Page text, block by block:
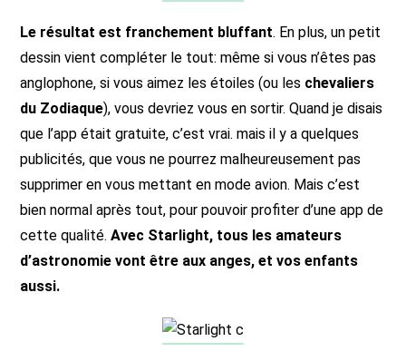
Le résultat est franchement bluffant. En plus, un petit
dessin vient compléter le tout: même si vous n’êtes pas
anglophone, si vous aimez les étoiles (ou les chevaliers
du Zodiaque), vous devriez vous en sortir. Quand je disais
que l’app était gratuite, c’est vrai. mais il y a quelques
publicités, que vous ne pourrez malheureusement pas
supprimer en vous mettant en mode avion. Mais c’est
bien normal après tout, pour pouvoir profiter d’une app de
cette qualité.Avec Starlight, tous les amateurs
d’astronomie vont être aux anges, et vos enfants
aussi.